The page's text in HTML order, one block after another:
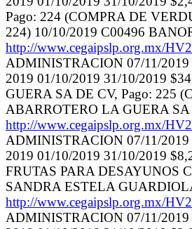
Pago: 224 (COMPRA DE
224) 10/10/2019 C00496
http://www.cegaipslp.org.mx/
ADMINISTRACION 07/11/2019
2019 01/10/2019 31/10/2019
GUERA SA DE CV, Pago: 225
ABARROTERO LA GUERA
http://www.cegaipslp.org.mx/
ADMINISTRACION 07/11/2019
2019 01/10/2019 31/10/2019
FRUTAS PARA DESAYUNOS
SANDRA ESTELA
http://www.cegaipslp.org.mx/
ADMINISTRACION 07/11/2019